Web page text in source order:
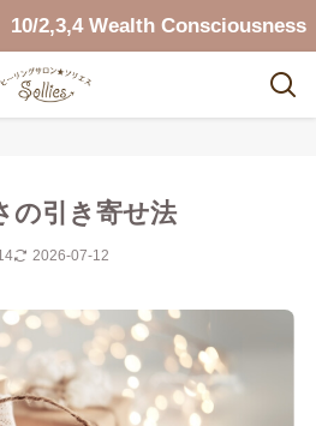
Wealth Consciousness
の引き寄せ法
2026-07-12